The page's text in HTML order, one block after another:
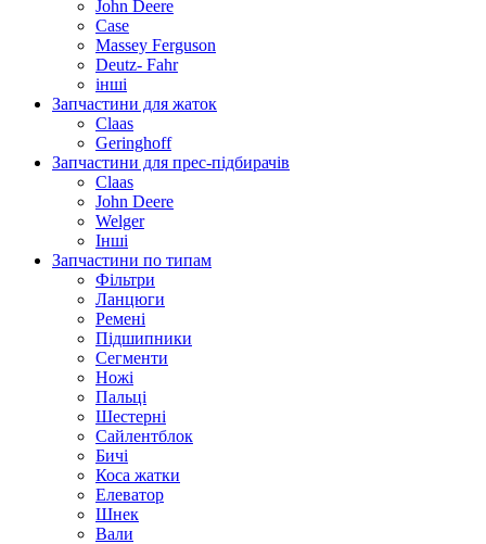
John Deere
Case
Massey Ferguson
Deutz- Fahr
інші
Запчастини для жаток
Claas
Geringhoff
Запчастини для прес-підбирачів
Claas
John Deere
Welger
Інші
Запчастини по типам
Фільтри
Ланцюги
Ремені
Підшипники
Сегменти
Ножі
Пальці
Шестерні
Сайлентблок
Бичі
Коса жатки
Елеватор
Шнек
Вали